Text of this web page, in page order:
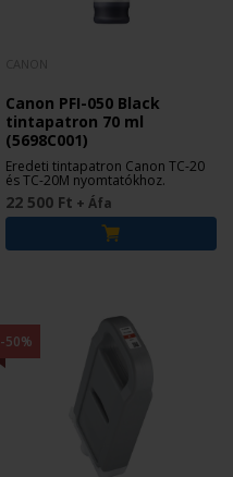
Canon PFI-050 Black
tintapatron 70 ml
(5698C001)
Eredeti tintapatron Canon TC-20
és TC-20M nyomtatókhoz.
22 500 Ft + Áfa
-50%